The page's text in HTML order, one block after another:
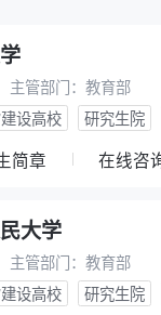
主管部门： 教育部
设高校
研究生院
简章 在线咨
大学
主管部门： 教育部
设高校
研究生院